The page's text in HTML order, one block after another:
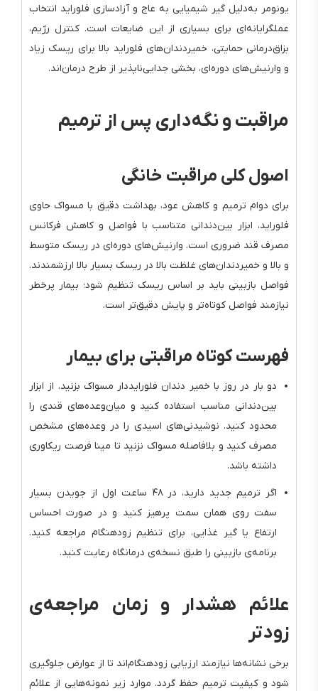
یونومر به‌دلیل گیر شیمیایی به عاج و آزادسازی فلوراید انتخاب
عملگرایانه‌ای برای بسیاری از این ضایعات است. کنترل رژیم،
بزاق‌درمانی حمایتی، خمیردندان‌های فلوراید بالا برای ریسک زیاد
و وارنیش‌های دوره‌ای، بخشی جدایی‌ناپذیر از طرح درمان‌اند.
مراقبت و نگه‌داری پس از ترمیم
اصول کلی مراقبت خانگی
برای دوام ترمیم و کاهش عود، بهداشت دقیق با مسواک حاوی
فلوراید، ابزار بین‌دندانی متناسب با فواصل و کاهش فرکانس
مصرف قند ضروری است. وارنیش‌های دوره‌ای در ریسک متوسط
و بالا و خمیردندان‌های غلظت بالا در ریسک بسیار بالا ارزشمندند.
فواصل بازبینی باید بر اساس ریسک تنظیم شود؛ بیمار پرخطر
نیازمند فواصل کوتاه‌تر و پایش دقیق‌تر است.
فهرست کوتاه مراقبتی برای بیمار
دو بار در روز با خمیر دندان فلورایددار مسواک بزنید، از ابزار
بین‌دندانی مناسب استفاده کنید و میان‌وعده‌های قندی را
محدود کنید. نوشیدنی‌های اسیدی را در وعده‌های مشخص
مصرف کنید و بلافاصله مسواک نزنید تا مینا فرصت ریکاوری
داشته باشد.
اگر ترمیم جدید دارید، در ۴۸ ساعت اول از جویدن بسیار
سفت روی همان سمت پرهیز کنید و در صورت احساس
ارتفاع یا گیر غذایی، برای تنظیم زودهنگام مراجعه کنید.
برنامه‌ی بازبینی را طبق نسخه‌ی درمانگاه رعایت کنید.
علائم هشدار و زمان مراجعه‌ی
زودتر
برخی نشانه‌ها نیازمند ارزیابی زودهنگام‌اند تا از عوارض جلوگیری
شود و کیفیت ترمیم حفظ گردد. موارد زیر نمونه‌هایی از علائم